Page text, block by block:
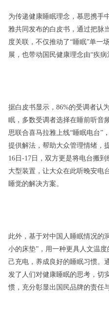
为传递健康睡眠理念，慕思携手
雅共同发布的白皮书，通过把脉
度关联，不仅推动了“睡眠”单一
展，也带动国民健康理念由“疾病
据白皮书显示，86%的受调者认
眠，多数受调者选择在睡前听音
思联合喜马拉雅上线“睡眠电台”
提供解法，帮助大众管理情绪，
16日-17日，双方更是将电台搬
大型装置，让大众在此听晚安电
睡觉的解决方案。
此外，基于对中国人睡眠情况的
小的床垫”，用一种更具人文温
己充电，养成良好的睡眠习惯。
发了人们对健康睡眠的思考，切
惯，充分彰显出国民品牌的责任